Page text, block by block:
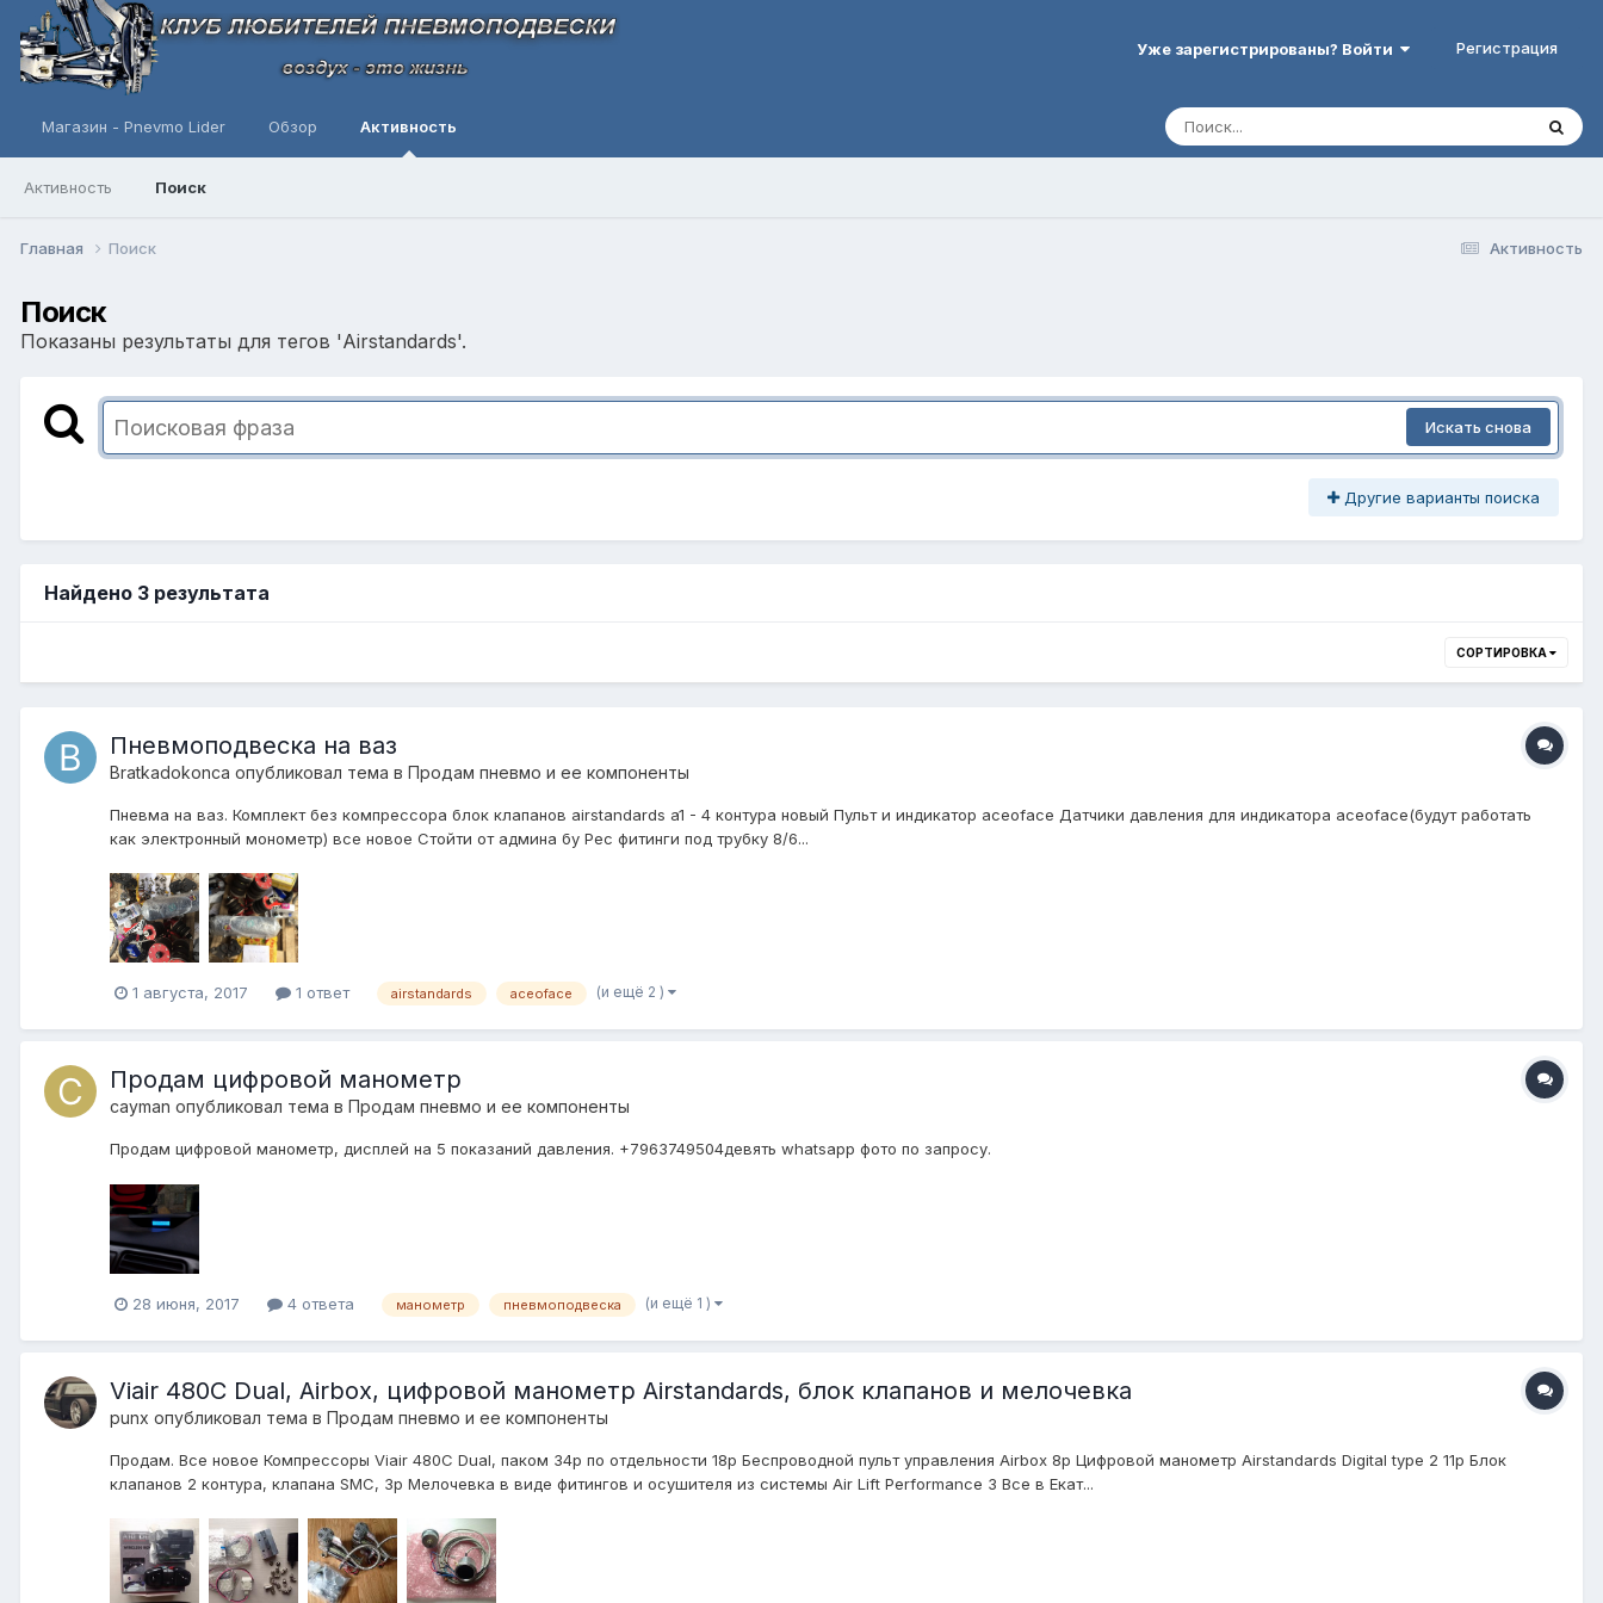
Уже зарегистрированы? Войти Регистрация
Магазин - Pnevmo Lider Обзор Активность
Активность Поиск
Активность
Главная Поиск
Поиск
Показаны результаты для тегов 'Airstandards'.
Искать снова
Другие варианты поиска
Найдено 3 результата
СОРТИРОВКА
Пневмоподвеска на ваз
Bratkadokonca опубликовал тема в Продам пневмо и ее компоненты
Пневма на ваз. Комплект без компрессора блок клапанов airstandards a1 - 4 контура новый Пульт и индикатор aceoface Датчики давления для индикатора aceoface(будут работать
как электронный монометр) все новое Стойти от админа бу Рес фитинги под трубку 8/6...
1 августа, 2017 1 ответ airstandards aceoface (и ещё 2 )
Продам цифровой манометр
cayman опубликовал тема в Продам пневмо и ее компоненты
Продам цифровой манометр, дисплей на 5 показаний давления. +7963749504девять whatsapp фото по запросу.
28 июня, 2017 4 ответа манометр пневмоподвеска (и ещё 1 )
Viair 480C Dual, Airbox, цифровой манометр Airstandards, блок клапанов и мелочевка
punx опубликовал тема в Продам пневмо и ее компоненты
Продам. Все новое Компрессоры Viair 480C Dual, паком 34р по отдельности 18р Беспроводной пульт управления Airbox 8р Цифровой манометр Airstandards Digital type 2 11р Блок
клапанов 2 контура, клапана SMC, 3р Мелочевка в виде фитингов и осушителя из системы Air Lift Performance 3 Все в Екат...